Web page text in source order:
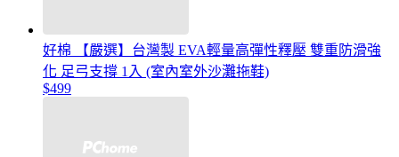
好棉 【嚴選】台灣製 EVA輕量高彈性釋壓 雙重防滑強
化 足弓支撐 1入 (室內室外沙灘拖鞋)
$499